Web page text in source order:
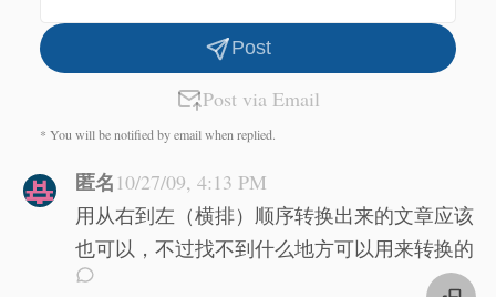
* You will be notified by email when replied.
Post via Email
Post
匿名 10/27/09, 4:13 PM
用从右到左（横排）顺序转换出来的文章应该
也可以，不过找不到什么地方可以用来转换的